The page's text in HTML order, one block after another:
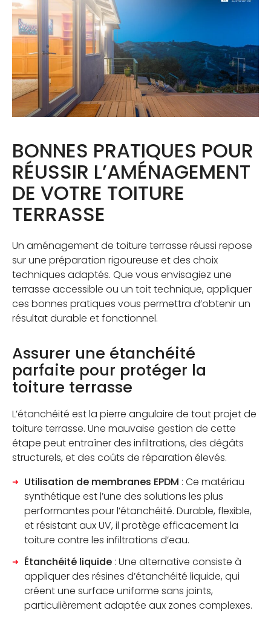
BONNES PRATIQUES POUR
RÉUSSIR L’AMÉNAGEMENT
DE VOTRE TOITURE
TERRASSE
Un aménagement de toiture terrasse réussi repose
sur une préparation rigoureuse et des choix
techniques adaptés. Que vous envisagiez une
terrasse accessible ou un toit technique, appliquer
ces bonnes pratiques vous permettra d’obtenir un
résultat durable et fonctionnel.
Assurer une étanchéité
parfaite pour protéger la
toiture terrasse
L’étanchéité est la pierre angulaire de tout projet de
toiture terrasse. Une mauvaise gestion de cette
étape peut entraîner des infiltrations, des dégâts
structurels, et des coûts de réparation élevés.
Utilisation de membranes EPDM : Ce matériau
synthétique est l’une des solutions les plus
performantes pour l’étanchéité. Durable, flexible,
et résistant aux UV, il protège efficacement la
toiture contre les infiltrations d’eau.
Étanchéité liquide : Une alternative consiste à
appliquer des résines d’étanchéité liquide, qui
créent une surface uniforme sans joints,
particulièrement adaptée aux zones complexes.